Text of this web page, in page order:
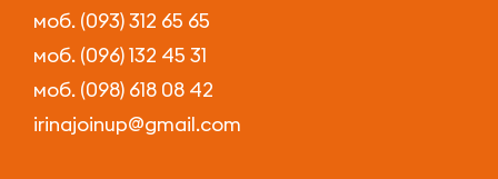
моб. (093) 312 65 65
моб. (096) 132 45 31
моб. (098) 618 08 42
irinajoinup@gmail.com